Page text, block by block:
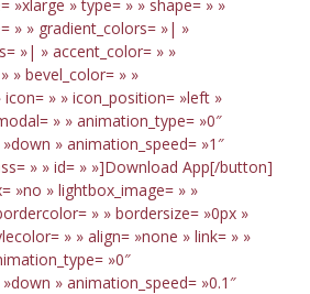
»xlarge » type= » » shape= » »
» » gradient_colors= »| »
»| » accent_color= » »
» bevel_color= » »
» » icon_position= »left »
» » animation_type= »0″
» animation_speed= »1″
» » id= » »]Download App[/button]
»no » lightbox_image= » »
» » bordersize= »0px »
» » align= »none » link= » »
»0″
» animation_speed= »0.1″